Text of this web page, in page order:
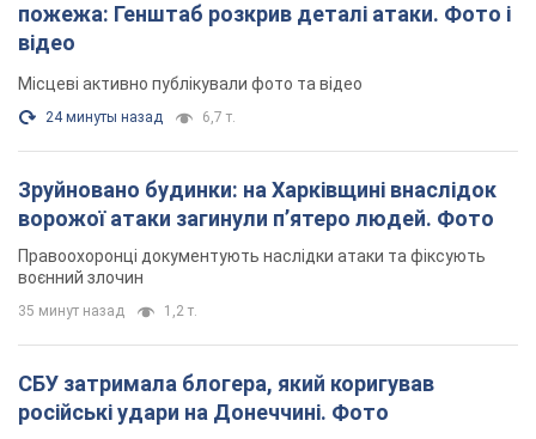
пожежа: Генштаб розкрив деталі атаки. Фото і
відео
Місцеві активно публікували фото та відео
24 минуты назад 6,7 т.
Зруйновано будинки: на Харківщині внаслідок
ворожої атаки загинули п’ятеро людей. Фото
Правоохоронці документують наслідки атаки та фіксують
воєнний злочин
35 минут назад 1,2 т.
СБУ затримала блогера, який коригував
російські удари на Донеччині. Фото